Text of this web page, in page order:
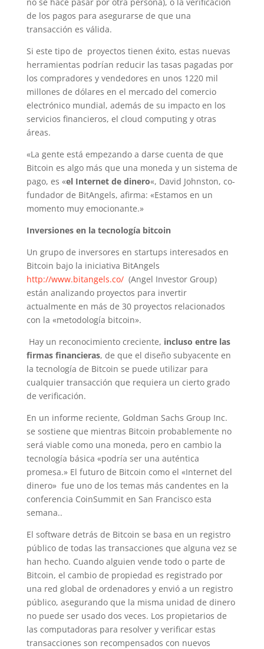
de los pagos para asegurarse de que una
transacción es válida.
Si este tipo de proyectos tienen éxito, estas nuevas
herramientas podrían reducir las tasas pagadas por
los compradores y vendedores en unos 1220 mil
millones de dólares en el mercado del comercio
electrónico mundial, además de su impacto en los
servicios financieros, el cloud computing y otras
áreas.
«La gente está empezando a darse cuenta de que
Bitcoin es algo más que una moneda y un sistema de
pago, es «el Internet de dinero«, David Johnston, co-
fundador de BitAngels, afirma: «Estamos en un
momento muy emocionante.»
Inversiones en la tecnología bitcoin
Un grupo de inversores en startups interesados en
Bitcoin bajo la iniciativa BitAngels
http://www.bitangels.co/(Angel Investor Group)
están analizando proyectos para invertir
actualmente en más de 30 proyectos relacionados
con la «metodología bitcoin».
Hay un reconocimiento creciente, incluso entre las
firmas financieras, de que el diseño subyacente en
la tecnología de Bitcoin se puede utilizar para
cualquier transacción que requiera un cierto grado
de verificación.
En un informe reciente, Goldman Sachs Group Inc.
se sostiene que mientras Bitcoin probablemente no
será viable como una moneda, pero en cambio la
tecnología básica «podría ser una auténtica
promesa.» El futuro de Bitcoin como el «Internet del
dinero» fue uno de los temas más candentes en la
conferencia CoinSummit en San Francisco esta
semana..
El software detrás de Bitcoin se basa en un registro
público de todas las transacciones que alguna vez se
han hecho. Cuando alguien vende todo o parte de
Bitcoin, el cambio de propiedad es registrado por
una red global de ordenadores y envió a un registro
público, asegurando que la misma unidad de dinero
no puede ser usado dos veces. Los propietarios de
las computadoras para resolver y verificar estas
transacciones son recompensados ​​con nuevos